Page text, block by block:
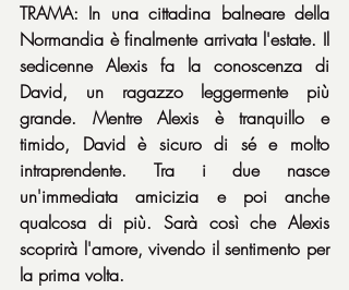
TRAMA: In una cittadina balneare della
Normandia è finalmente arrivata l'estate. Il
sedicenne Alexis fa la conoscenza di
David, un ragazzo leggermente più
grande. Mentre Alexis è tranquillo e
timido, David è sicuro di sé e molto
intraprendente. Tra i due nasce
un'immediata amicizia e poi anche
qualcosa di più. Sarà così che Alexis
scoprirà l'amore, vivendo il sentimento per
la prima volta.